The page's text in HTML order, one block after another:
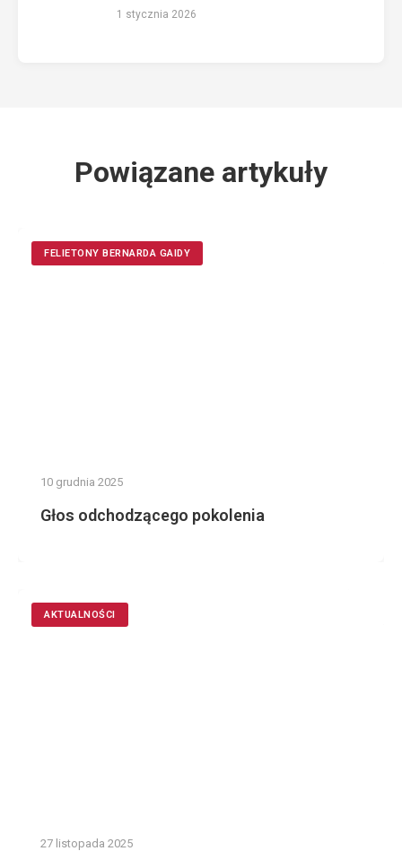
1 stycznia 2026
Powiązane artykuły
FELIETONY BERNARDA GAIDY
10 grudnia 2025
Głos odchodzącego pokolenia
AKTUALNOŚCI
27 listopada 2025